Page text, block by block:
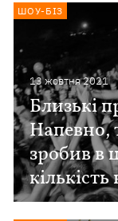
13 жовтня 2021
Близькі
Напевно,
зробив в
ШОУ-БІЗ